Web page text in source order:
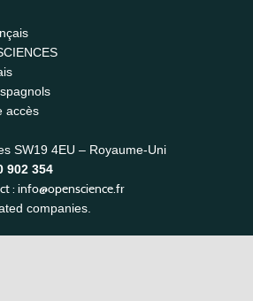
accès
SW19 4EU – Royaume-Uni
902 354
: info@openscience.fr
companies.